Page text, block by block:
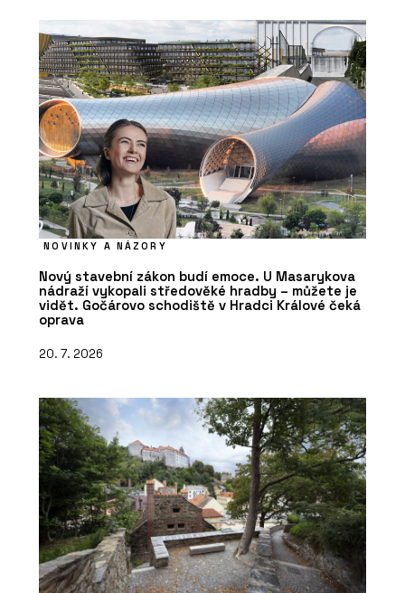
NOVINKY A NÁZORY
Nový stavební zákon budí emoce. U Masarykova
nádraží vykopali středověké hradby – můžete je
vidět. Gočárovo schodiště v Hradci Králové čeká
oprava
20. 7. 2026